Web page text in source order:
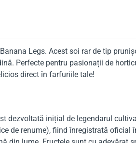
Legs. Acest soi rar de tip
Perfecte pentru pasionații de
direct în farfuriile tale!
dezvoltată inițial de legendarul
de renume), fiind înregistrată oficial